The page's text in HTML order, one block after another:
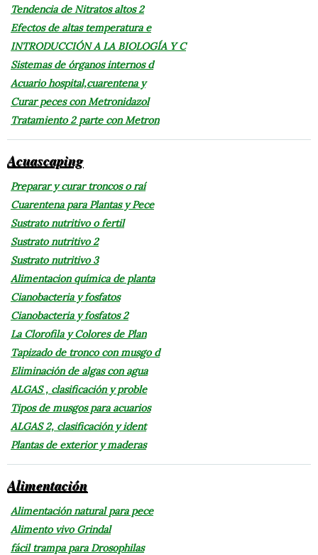
Tendencia de Nitratos altos 2
Efectos de altas temperatura e
INTRODUCCIÓN A LA BIOLOGÍA Y C
Sistemas de órganos internos d
Acuario hospital,cuarentena y
Curar peces con Metronidazol
Tratamiento 2 parte con Metron
Acuascaping
Preparar y curar troncos o raí
Cuarentena para Plantas y Pece
Sustrato nutritivo o fertil
Sustrato nutritivo 2
Sustrato nutritivo 3
Alimentacion química de planta
Cianobacteria y fosfatos
Cianobacteria y fosfatos 2
La Clorofila y Colores de Plan
Tapizado de tronco con musgo d
Eliminación de algas con agua
ALGAS , clasificación y proble
Tipos de musgos para acuarios
ALGAS 2, clasificación y ident
Plantas de exterior y maderas
Alimentación
Alimentación natural para pece
Alimento vivo Grindal
fácil trampa para Drosophilas